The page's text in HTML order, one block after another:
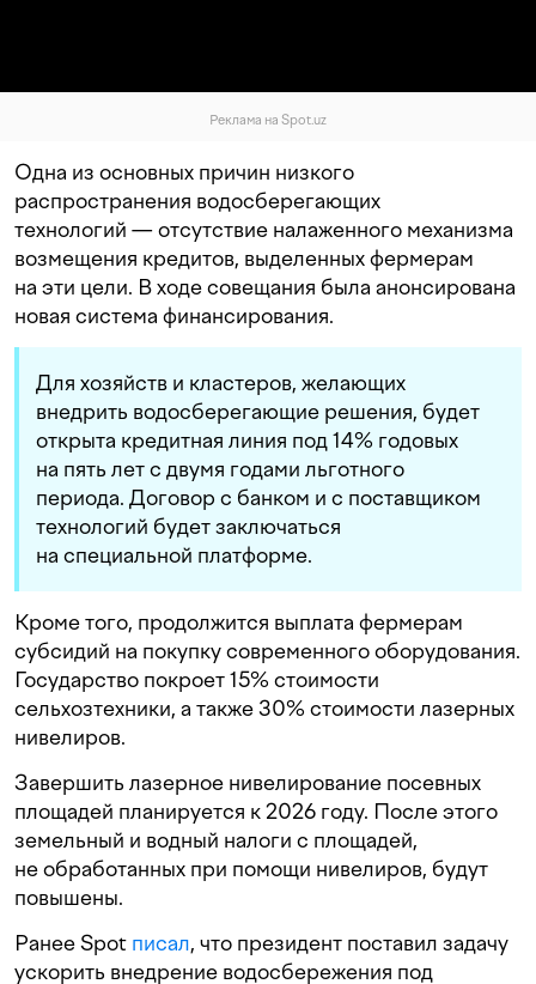
Реклама на Spot.uz
Одна из основных причин низкого
распространения водосберегающих
технологий — отсутствие налаженного механизма
возмещения кредитов, выделенных фермерам
на эти цели. В ходе совещания была анонсирована
новая система финансирования.
Для хозяйств и кластеров, желающих
внедрить водосберегающие решения, будет
открыта кредитная линия под 14% годовых
на пять лет с двумя годами льготного
периода. Договор с банком и с поставщиком
технологий будет заключаться
на специальной платформе.
Кроме того, продолжится выплата фермерам
субсидий на покупку современного оборудования.
Государство покроет 15% стоимости
сельхозтехники, а также 30% стоимости лазерных
нивелиров.
Завершить лазерное нивелирование посевных
площадей планируется к 2026 году. После этого
земельный и водный налоги с площадей,
не обработанных при помощи нивелиров, будут
повышены.
Ранее Spot писал, что президент поставил задачу
ускорить внедрение водосбережения под